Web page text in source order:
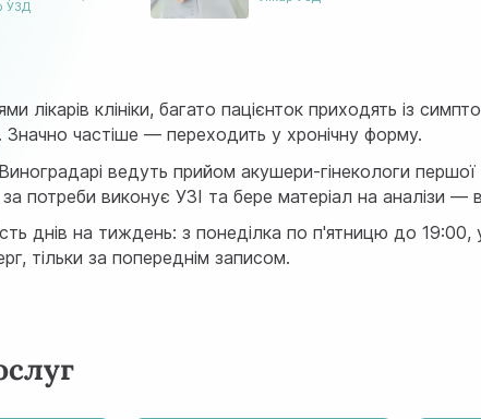
УЗД
лікарів клініки, багато пацієнток приходять із
Значно частіше — переходить у хронічну форму.
ведуть прийом акушери-гінекологи
потреби виконує УЗІ та бере матеріал на аналізи
днів на тиждень: з понеділка по п'ятницю до
тільки за попереднім записом.